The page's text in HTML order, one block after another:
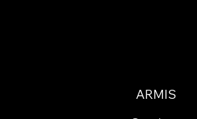
ARMIS